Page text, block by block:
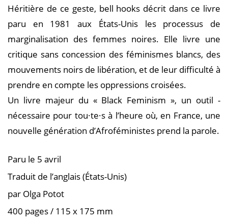
Héritière de ce geste, bell hooks décrit dans ce livre
paru en 1981 aux États-Unis les processus de
marginalisation des femmes noires. Elle livre une
critique sans concession des féminismes blancs, des
mouvements noirs de ­libération, et de leur difficulté à
prendre en compte les oppressions croisées.
Un livre majeur du « Black Feminism », un outil ­
nécessaire pour tou·te·s à l’heure où, en France, une
nouvelle génération d’Afroféministes prend la parole.
Paru le 5 avril
Traduit de l’anglais (États-Unis)
par Olga Potot
400 pages / 115 x 175 mm